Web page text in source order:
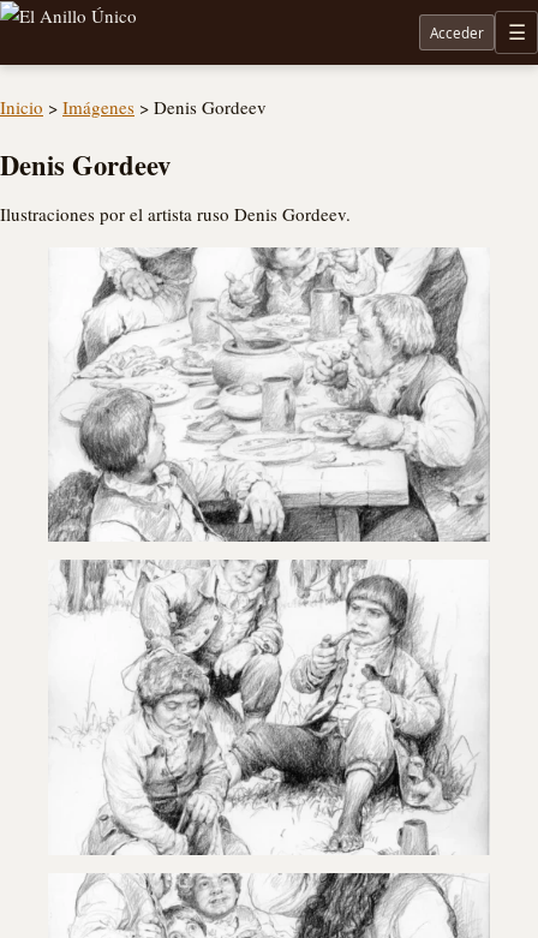
Noticias sobre Tolkien: El Señor de los Anillos, Los Anillos de Poder, La Caza de Gollum, la
Acceder
Inicio > Imágenes > Denis Gordeev
Denis Gordeev
Ilustraciones por el artista ruso Denis Gordeev.